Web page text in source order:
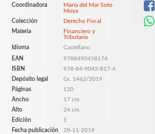
Coordinadora
María del Mar Soto
Moya
Colección
Derecho Fiscal
Materia
Financiero y
Tributario
Idioma
Castellano
EAN
9788490458174
ISBN
978-84-9045-817-4
Depósito legal
Gr. 1462/2019
Páginas
120
Ancho
17 cm
Alto
24 cm
Edición
1
Fecha publicación
28-11-2019